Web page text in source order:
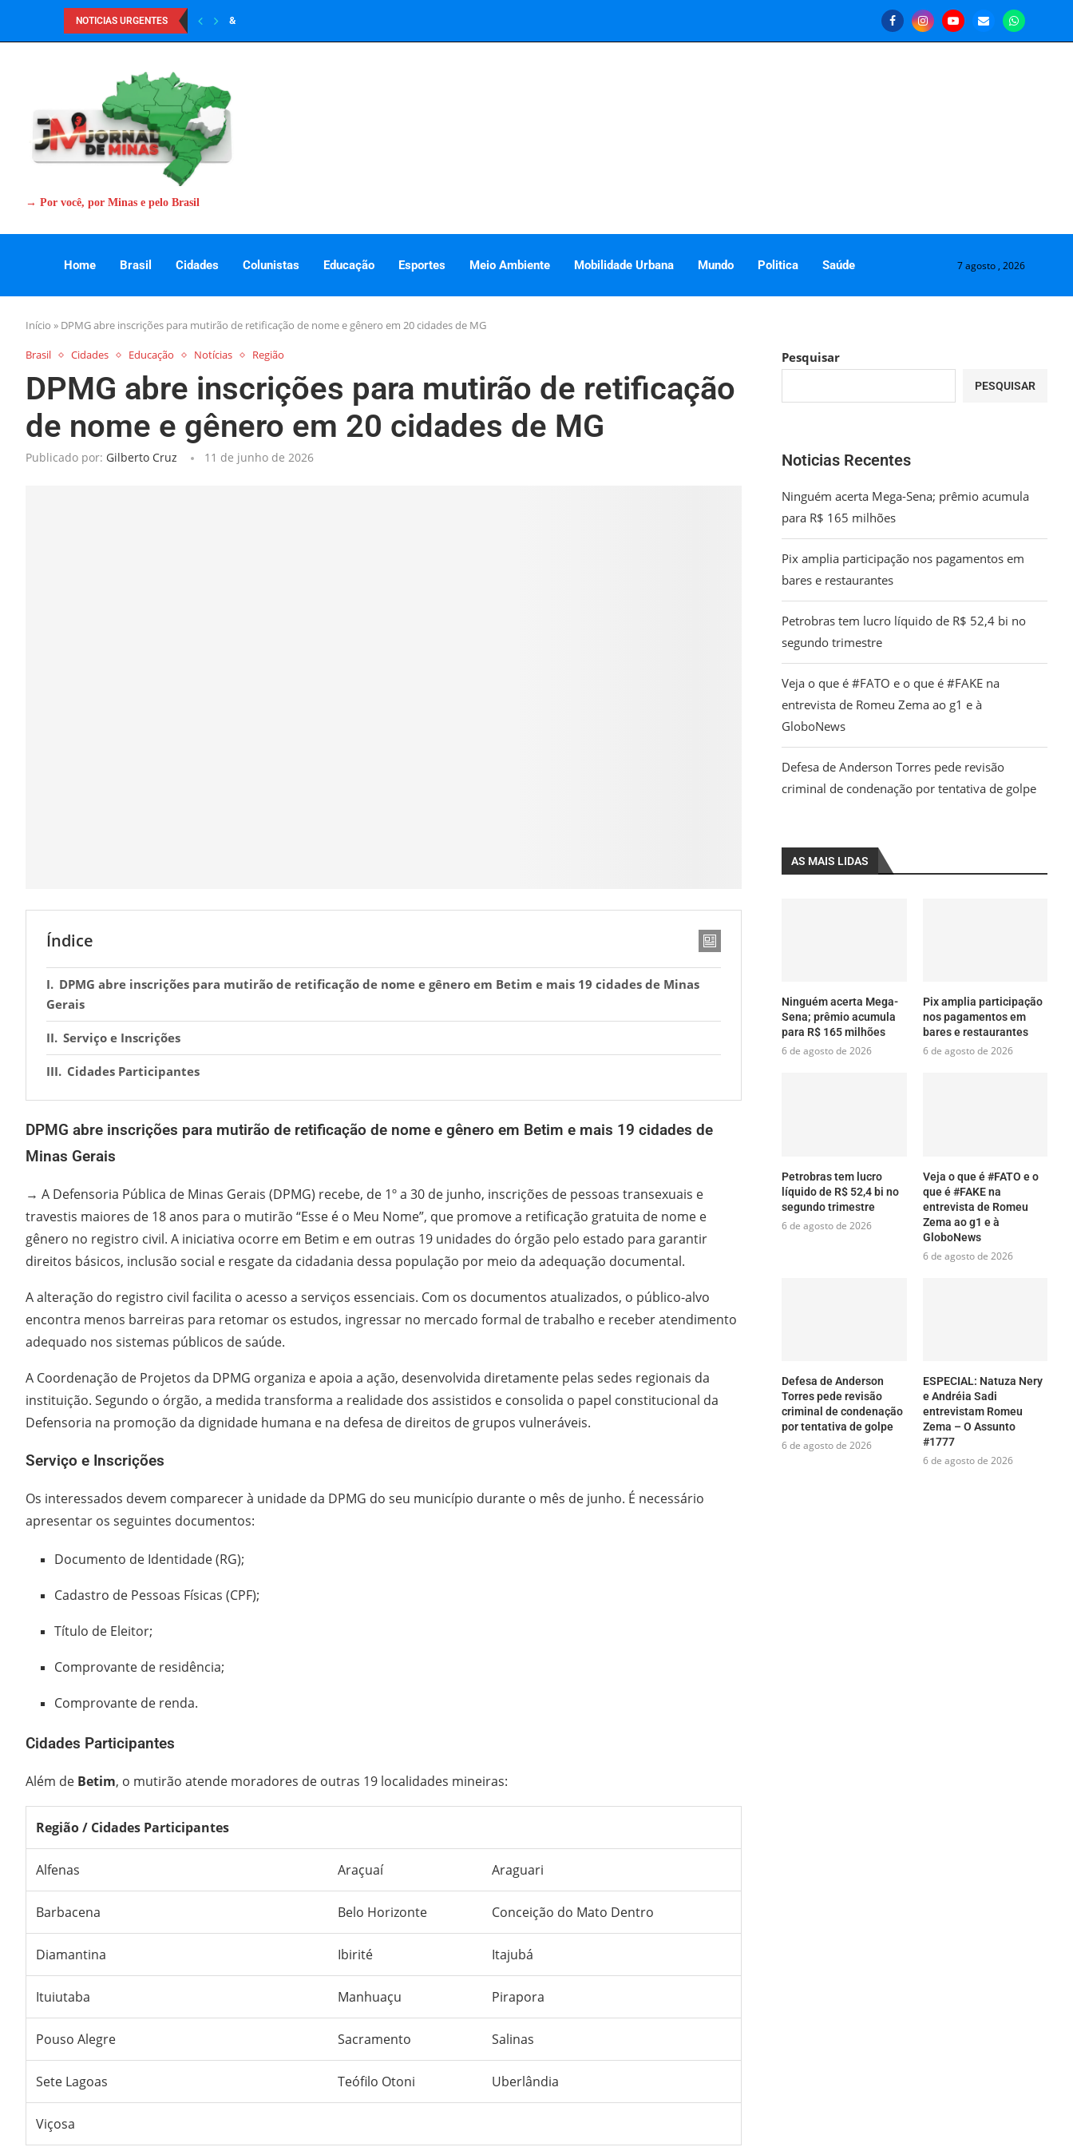
NOTICIAS URGENTES &
→ Por você, por Minas e pelo Brasil
Home Brasil Cidades Colunistas Educação Esportes Meio Ambiente Mobilidade Urbana Mundo Politica Saúde 7 agosto , 2026
Início » DPMG abre inscrições para mutirão de retificação de nome e gênero em 20 cidades de MG
Brasil Cidades Educação Notícias Região
DPMG abre inscrições para mutirão de retificação
de nome e gênero em 20 cidades de MG
Publicado por: Gilberto Cruz 11 de junho de 2026
Índice
DPMG abre inscrições para mutirão de retificação de nome e gênero em Betim e mais 19 cidades de Minas
Gerais
Serviço e Inscrições
Cidades Participantes
DPMG abre inscrições para mutirão de retificação de nome e gênero em Betim e mais 19 cidades de
Minas Gerais
→ A Defensoria Pública de Minas Gerais (DPMG) recebe, de 1º a 30 de junho, inscrições de pessoas transexuais e
travestis maiores de 18 anos para o mutirão “Esse é o Meu Nome”, que promove a retificação gratuita de nome e
gênero no registro civil. A iniciativa ocorre em Betim e em outras 19 unidades do órgão pelo estado para garantir
direitos básicos, inclusão social e resgate da cidadania dessa população por meio da adequação documental.
A alteração do registro civil facilita o acesso a serviços essenciais. Com os documentos atualizados, o público-alvo
encontra menos barreiras para retomar os estudos, ingressar no mercado formal de trabalho e receber atendimento
adequado nos sistemas públicos de saúde.
A Coordenação de Projetos da DPMG organiza e apoia a ação, desenvolvida diretamente pelas sedes regionais da
instituição. Segundo o órgão, a medida transforma a realidade dos assistidos e consolida o papel constitucional da
Defensoria na promoção da dignidade humana e na defesa de direitos de grupos vulneráveis.
Serviço e Inscrições
Os interessados devem comparecer à unidade da DPMG do seu município durante o mês de junho. É necessário
apresentar os seguintes documentos:
Documento de Identidade (RG);
Cadastro de Pessoas Físicas (CPF);
Título de Eleitor;
Comprovante de residência;
Comprovante de renda.
Cidades Participantes
Além de Betim, o mutirão atende moradores de outras 19 localidades mineiras:
Região / Cidades Participantes
Alfenas Araçuaí Araguari
Barbacena Belo Horizonte Conceição do Mato Dentro
Diamantina Ibirité Itajubá
Ituiutaba Manhuaçu Pirapora
Pouso Alegre Sacramento Salinas
Sete Lagoas Teófilo Otoni Uberlândia
Viçosa
Pesquisar
PESQUISAR
Noticias Recentes
Ninguém acerta Mega-Sena; prêmio acumula
para R$ 165 milhões
Pix amplia participação nos pagamentos em
bares e restaurantes
Petrobras tem lucro líquido de R$ 52,4 bi no
segundo trimestre
Veja o que é #FATO e o que é #FAKE na
entrevista de Romeu Zema ao g1 e à
GloboNews
Defesa de Anderson Torres pede revisão
criminal de condenação por tentativa de golpe
AS MAIS LIDAS
Ninguém acerta Mega-
Sena; prêmio acumula
para R$ 165 milhões
6 de agosto de 2026
Pix amplia participação
nos pagamentos em
bares e restaurantes
6 de agosto de 2026
Petrobras tem lucro
líquido de R$ 52,4 bi no
segundo trimestre
6 de agosto de 2026
Veja o que é #FATO e o
que é #FAKE na
entrevista de Romeu
Zema ao g1 e à
GloboNews
6 de agosto de 2026
Defesa de Anderson
Torres pede revisão
criminal de condenação
por tentativa de golpe
6 de agosto de 2026
ESPECIAL: Natuza Nery
e Andréia Sadi
entrevistam Romeu
Zema – O Assunto
#1777
6 de agosto de 2026